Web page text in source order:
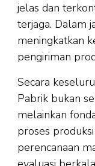
jelas dan
terjaga. Dalam
meningkatkan
pengiriman
Secara
Pabrik bukan
melainkan
proses
perencanaan